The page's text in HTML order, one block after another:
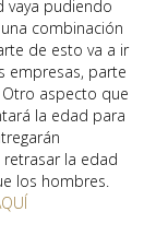
vaya pudiendo
combinación
de esto va a ir
empresas, parte
aspecto que
la edad para
la edad
los hombres.